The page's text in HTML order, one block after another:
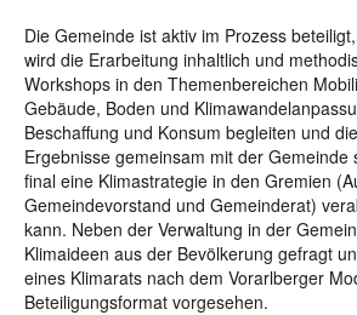
Die Gemeinde ist aktiv im Prozess
wird die Erarbeitung inhaltlich und
Workshops in den Themenbereichen
Gebäude, Boden und
Beschaffung und Konsum begleiten und
Ergebnisse gemeinsam mit der Gemeinde
final eine Klimastrategie in den Gremien
Gemeindevorstand und Gemeinderat)
kann. Neben der Verwaltung in der
Klimaideen aus der Bevölkerung gefragt
eines Klimarats nach dem Vorarlberger
Beteiligungsformat vorgesehen.